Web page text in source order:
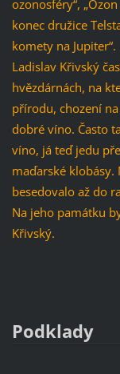
ozonosféry“,
konec družice
komety na Jupiter“.
Ladislav Křivský
hvězdárnách, na
přírodu, chození
dobré víno. Často
víno, já teď jedu
maďarské klobásy.
besedovalo až do
Na jeho památku
Křivský.
Podklady